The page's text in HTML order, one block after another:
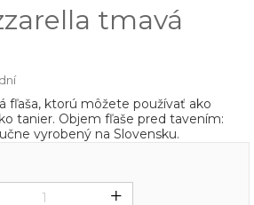
tmavá
fľaša, ktorú môžete používať ako
tanier. Objem fľaše pred tavením:
vyrobený na Slovensku.